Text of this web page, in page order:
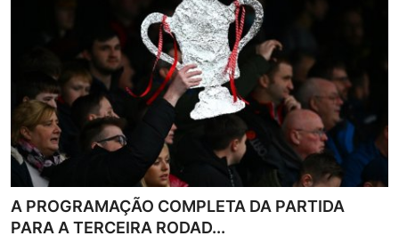
A PROGRAMAÇÃO COMPLETA DA PARTIDA
PARA A TERCEIRA RODAD...